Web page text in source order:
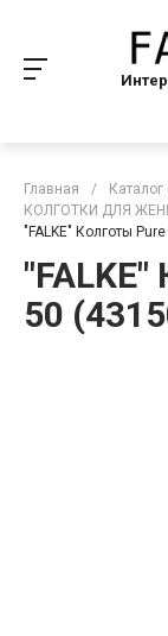
Главная /
КОЛГОТКИ ДЛЯ
"FALKE" Колготы
50